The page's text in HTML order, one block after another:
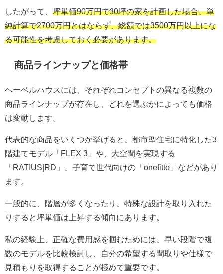
したがって、 坪単価90万円で30坪の家を計画した場合、単
純計算で2700万円とはならず、総額では3500万円以上にな
る可能性を考慮しておく必要があります。
商品ラインナップと価格帯
ヘーベルハウスには、それぞれコンセプトの異なる複数の
商品ラインナップが存在し、どれを選ぶかによっても価格
は変動します。
代表的な商品をいくつか挙げると、都市型住宅に特化した3
階建てモデル「FLEX 3」や、大空間を実現する
「RATIUS|RD」、子育て世代向けの「onefitto」などがあり
ます。
一般的に、階層が多くなったり、特殊な設計を取り入れた
りすると坪単価は上昇する傾向にあります。
私の経験上、正確な費用感を掴むためには、早い段階で複
数のモデルを比較検討し、自分の希望する間取りや仕様で
見積もりを取得することが極めて重要です。